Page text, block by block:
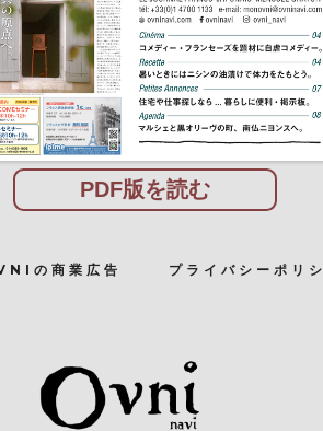
PDF版を読む
の商業広告 プライバシーポリシ